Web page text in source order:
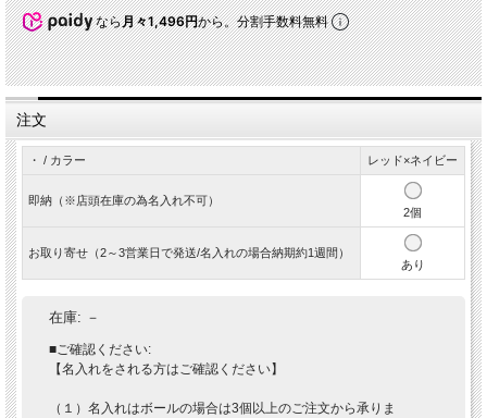
なら月々1,496円から。分割手数料無料
注文
・ / カラー レッド×ネイビー
即納（※店頭在庫の為名入れ不可）
2個
お取り寄せ（2～3営業日で発送/名入れの場合納期約1週間）
あり
在庫: －
■ご確認ください:
【名入れをされる方はご確認ください】
（１）名入れはボールの場合は3個以上のご注文から承りま